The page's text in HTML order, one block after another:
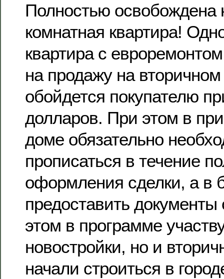
Полностью освобождена
комнатная квартира!
квартира с
на продажу на
обойдется покупателю
долларов. При этом в
доме обязательно
прописаться в течение
оформления сделки, а в
предоставить
этом в программе
новостройки, но и
начали строиться в